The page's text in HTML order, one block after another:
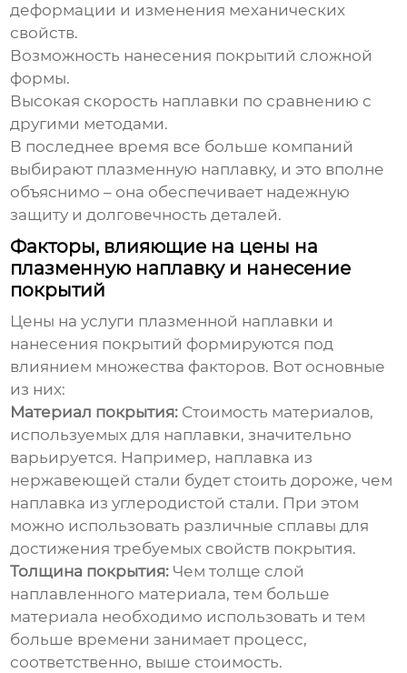
деформации и изменения механических
свойств.
Возможность нанесения покрытий сложной
формы.
Высокая скорость наплавки по сравнению с
другими методами.
В последнее время все больше компаний
выбирают плазменную наплавку, и это вполне
объяснимо – она обеспечивает надежную
защиту и долговечность деталей.
Факторы, влияющие на цены на
плазменную наплавку и нанесение
покрытий
Цены на услуги плазменной наплавки и
нанесения покрытий формируются под
влиянием множества факторов. Вот основные
из них:
Материал покрытия: Стоимость материалов,
используемых для наплавки, значительно
варьируется. Например, наплавка из
нержавеющей стали будет стоить дороже, чем
наплавка из углеродистой стали. При этом
можно использовать различные сплавы для
достижения требуемых свойств покрытия.
Толщина покрытия: Чем толще слой
наплавленного материала, тем больше
материала необходимо использовать и тем
больше времени занимает процесс,
соответственно, выше стоимость.